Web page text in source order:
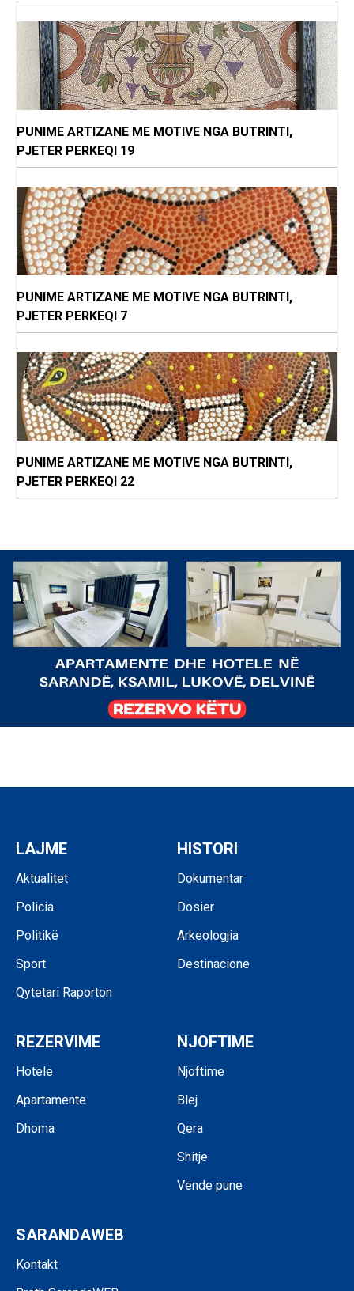
PUNIME ARTIZANE ME MOTIVE NGA BUTRINTI,
PJETER PERKEQI 19
PUNIME ARTIZANE ME MOTIVE NGA BUTRINTI,
PJETER PERKEQI 7
PUNIME ARTIZANE ME MOTIVE NGA BUTRINTI,
PJETER PERKEQI 22
LAJME
Aktualitet
Policia
Politikë
Sport
Qytetari Raporton
HISTORI
Dokumentar
Dosier
Arkeologjia
Destinacione
REZERVIME
Hotele
Apartamente
Dhoma
NJOFTIME
Njoftime
Blej
Qera
Shitje
Vende pune
SARANDAWEB
Kontakt